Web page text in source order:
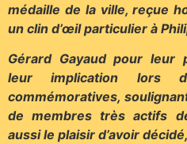
médaille de la ville, reçue
un clin d’œil particulier à
Gérard Gayaud pour leur
leur implication lors
commémoratives,
de membres très actifs
aussi le plaisir d’avoir